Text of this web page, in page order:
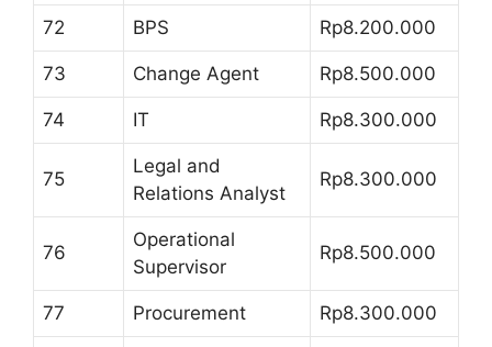
72 BPS Rp8.200.000
73 Change Agent Rp8.500.000
74 IT Rp8.300.000
75
Legal and
Relations Analyst
Rp8.300.000
76
Operational
Supervisor
Rp8.500.000
77 Procurement Rp8.300.000